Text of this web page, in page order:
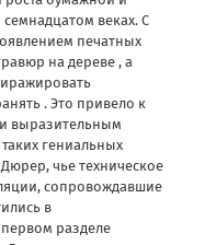
веках. С
печатных
на дереве , а
. Это привело к
выразительным
гениальных
чье техническое
сопровождавшие
в
разделе